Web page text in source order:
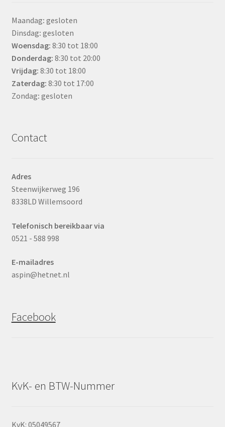
Maandag: gesloten
Dinsdag: gesloten
Woensdag: 8:30 tot 18:00
Donderdag: 8:30 tot 20:00
Vrijdag: 8:30 tot 18:00
Zaterdag: 8:30 tot 17:00
Zondag: gesloten
Contact
Adres
Steenwijkerweg 196
8338LD Willemsoord
Telefonisch bereikbaar via
0521 - 588 998
E-mailadres
aspin@hetnet.nl
Facebook
KvK- en BTW-Nummer
KvK: 05049567